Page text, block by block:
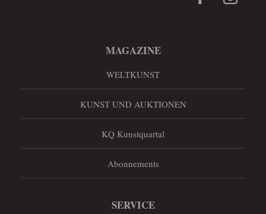
MAGAZINE
WELTKUNST
KUNST UND AUKTIONEN
KQ Kunstquartal
Abonnements
SERVICE